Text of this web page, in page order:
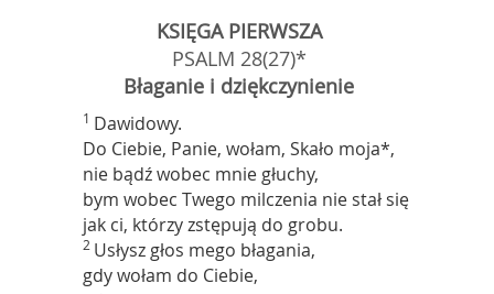
KSIĘGA PIERWSZA
PSALM 28(27)*
Błaganie i dziękczynienie
1 Dawidowy.
Do Ciebie, Panie, wołam, Skało moja*,
nie bądź wobec mnie głuchy,
bym wobec Twego milczenia nie stał się
jak ci, którzy zstępują do grobu.
2 Usłysz głos mego błagania,
gdy wołam do Ciebie,